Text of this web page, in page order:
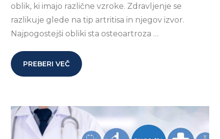
oblik, ki imajo različne vzroke. Zdravljenje se
razlikuje glede na tip artritisa in njegov izvor.
Najpogostejši obliki sta osteoartroza …
PREBERI VEČ